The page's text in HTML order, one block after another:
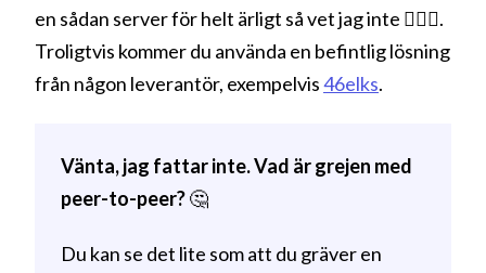
en sådan server för helt ärligt så vet jag inte 🤷🏻‍♀️.
Troligtvis kommer du använda en befintlig lösning
från någon leverantör, exempelvis46elks.
Vänta, jag fattar inte. Vad är grejen med
peer-to-peer?🤔
Du kan se det lite som att du gräver en